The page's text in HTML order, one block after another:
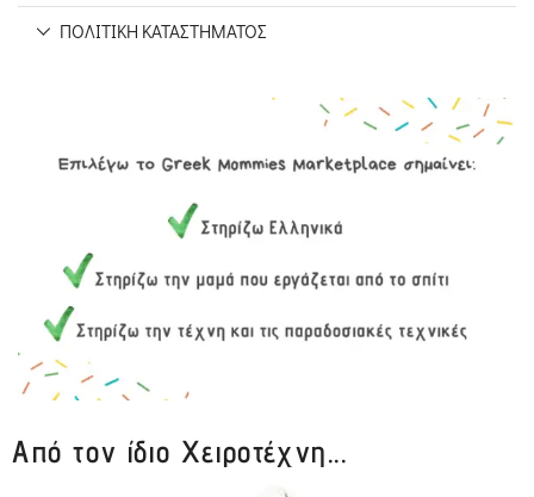
ΠΟΛΙΤΙΚΉ ΚΑΤΑΣΤΉΜΑΤΟΣ
Από τον ίδιο Χειροτέχνη...